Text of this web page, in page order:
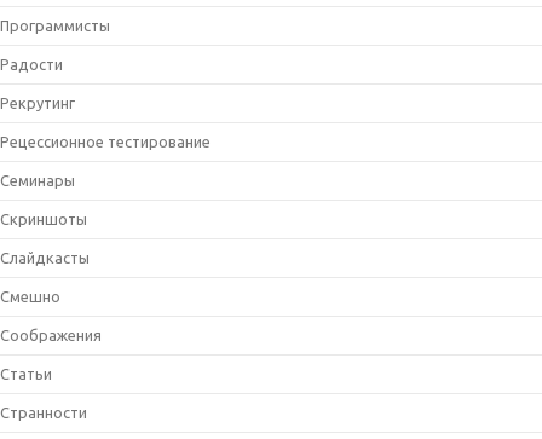
Программисты
Радости
Рекрутинг
Рецессионное тестирование
Семинары
Скриншоты
Слайдкасты
Смешно
Соображения
Статьи
Странности